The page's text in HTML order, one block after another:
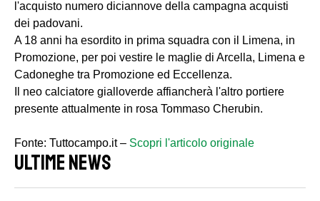
l'acquisto numero diciannove della campagna acquisti
dei padovani.
A 18 anni ha esordito in prima squadra con il Limena, in
Promozione, per poi vestire le maglie di Arcella, Limena e
Cadoneghe tra Promozione ed Eccellenza.
Il neo calciatore gialloverde affiancherà l'altro portiere
presente attualmente in rosa Tommaso Cherubin.
Fonte: Tuttocampo.it – Scopri l'articolo originale
ULTIME NEWS